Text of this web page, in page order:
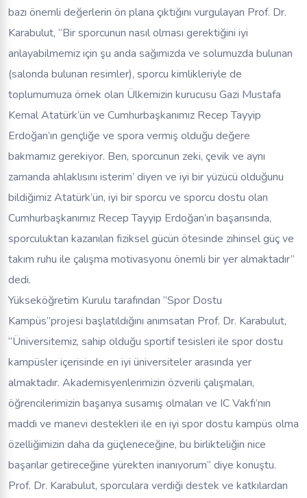
bazı önemli değerlerin ön plana çıktığını vurgulayan Prof. Dr.
Karabulut, “Bir sporcunun nasıl olması gerektiğini iyi
anlayabilmemiz için şu anda sağımızda ve solumuzda bulunan
(salonda bulunan resimler), sporcu kimlikleriyle de
toplumumuza örnek olan Ülkemizin kurucusu Gazi Mustafa
Kemal Atatürk’ün ve Cumhurbaşkanımız Recep Tayyip
Erdoğan’ın gençliğe ve spora vermiş olduğu değere
bakmamız gerekiyor. Ben, sporcunun zeki, çevik ve aynı
zamanda ahlaklısını isterim’ diyen ve iyi bir yüzücü olduğunu
bildiğimiz Atatürk’ün, iyi bir sporcu ve sporcu dostu olan
Cumhurbaşkanımız Recep Tayyip Erdoğan’ın başarısında,
sporculuktan kazanılan fiziksel gücün ötesinde zihinsel güç ve
takım ruhu ile çalışma motivasyonu önemli bir yer almaktadır”
dedi.
Yükseköğretim Kurulu tarafından “Spor Dostu
Kampüs”projesi başlatıldığını anımsatan Prof. Dr. Karabulut,
“Üniversitemiz, sahip olduğu sportif tesisleri ile spor dostu
kampüsler içerisinde en iyi üniversiteler arasında yer
almaktadır. Akademisyenlerimizin özverili çalışmaları,
öğrencilerimizin başarıya susamış olmaları ve IC Vakfı’nın
maddi ve manevi destekleri ile en iyi spor dostu kampüs olma
özelliğimizin daha da güçleneceğine, bu birlikteliğin nice
başarılar getireceğine yürekten inanıyorum” diye konuştu.
Prof. Dr. Karabulut, sporculara verdiği destek ve katkılardan